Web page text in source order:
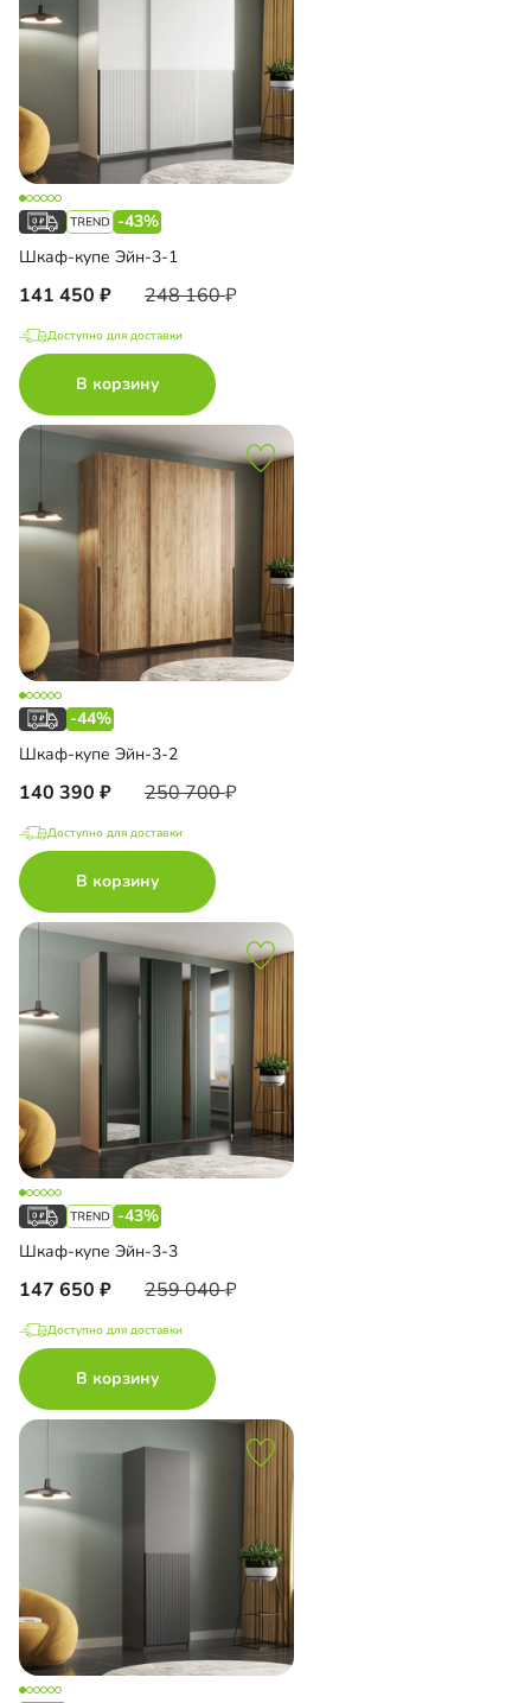
-43%
Шкаф-купе Эйн-3-1
141 450 248 160
Доступно для доставки
В корзину
-44%
Шкаф-купе Эйн-3-2
140 390 250 700
Доступно для доставки
В корзину
-43%
Шкаф-купе Эйн-3-3
147 650 259 040
Доступно для доставки
В корзину